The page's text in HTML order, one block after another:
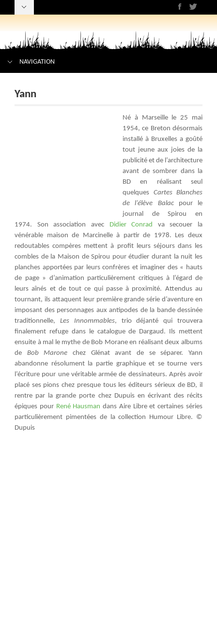
NAVIGATION
Yann
Né à Marseille le 25 mai
1954, ce Breton désormais
installé à Bruxelles a goûté
tout jeune aux joies de la
publicité et de l’architecture
avant de sombrer dans la
BD en réalisant seul
quelques Cartes Blanches
de l’élève Balacpour le
journal de Spirou en
1974. Son association avec Didier Conrad va secouer la
vénérable maison de Marcinelle à partir de 1978. Les deux
redoutables compères mettent à profit leurs séjours dans les
combles de la Maison de Spirou pour étudier durant la nuit les
planches apportées par leurs confrères et imaginer des « hauts
de page » d’animation particulièrement critiques à l’égard de
leurs aînés et de tout ce qui passe à proximité. Attendus au
tournant, ils attaquent leur première grande série d’aventure en
imposant des personnages aux antipodes de la bande dessinée
traditionnelle, Les Innommables, trio déjanté qui trouvera
finalement refuge dans le catalogue de Dargaud. Ils mettent
ensuite à mal le mythe de Bob Morane en réalisant deux albums
de Bob Marone chez Glénat avant de se séparer. Yann
abandonne résolument la partie graphique et se tourne vers
l’écriture pour une véritable armée de dessinateurs. Après avoir
placé ses pions chez presque tous les éditeurs sérieux de BD, il
rentre par la grande porte chez Dupuis en écrivant des récits
épiques pour René Hausman dans Aire Libre et certaines séries
particulièrement pimentées de la collection Humour Libre. ©
Dupuis